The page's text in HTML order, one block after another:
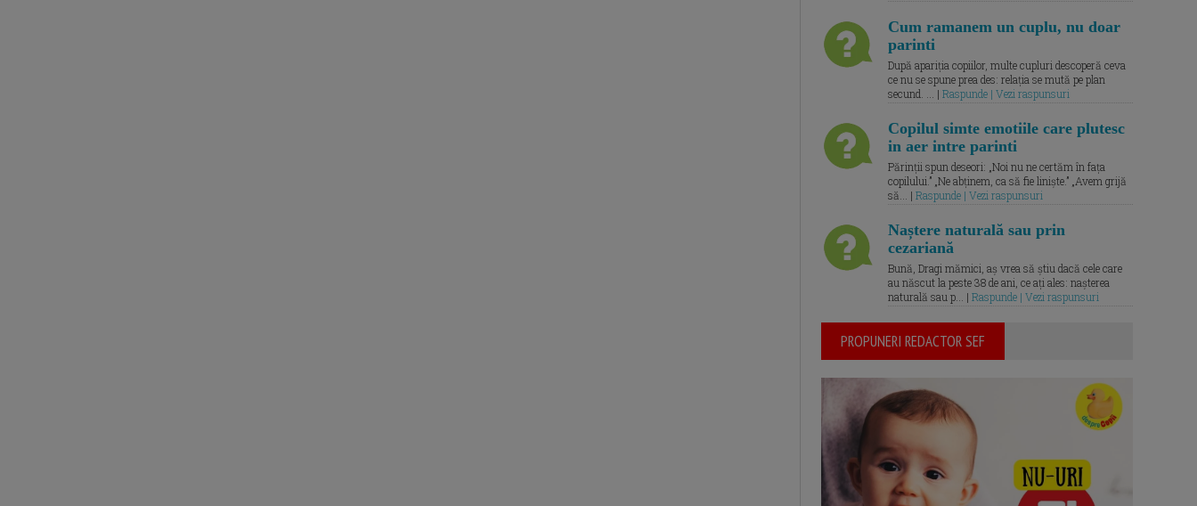
Cum ramanem un cuplu, nu doar
parinti
După apariția copiilor, multe cupluri descoperă ceva
ce nu se spune prea des: relația se mută pe plan
secund. ... | Raspunde | Vezi raspunsuri
Copilul simte emotiile care plutesc
in aer intre parinti
Părinții spun deseori: „Noi nu ne certăm în fața
copilului.” „Ne abținem, ca să fie liniște.” „Avem grijă
să... | Raspunde | Vezi raspunsuri
Naștere naturală sau prin
cezariană
Bună, Dragi mămici, aș vrea să știu dacă cele care
au născut la peste 38 de ani, ce ați ales: nașterea
naturală sau p... | Raspunde | Vezi raspunsuri
PROPUNERI REDACTOR SEF